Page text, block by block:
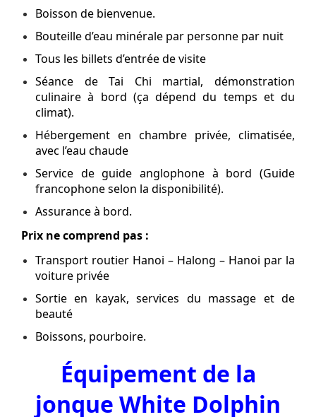
Boisson de bienvenue.
Bouteille d’eau minérale par personne par nuit
Tous les billets d’entrée de visite
Séance de Tai Chi martial, démonstration
culinaire à bord (ça dépend du temps et du
climat).
Hébergement en chambre privée, climatisée,
avec l’eau chaude
Service de guide anglophone à bord (Guide
francophone selon la disponibilité).
Assurance à bord.
Prix ne comprend pas :
Transport routier Hanoi – Halong – Hanoi par la
voiture privée
Sortie en kayak, services du massage et de
beauté
Boissons, pourboire.
Équipement de la
jonque White Dolphin